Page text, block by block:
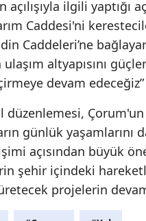
açılışıyla ilgili yaptığı
Caddesi'ni
Caddeleri’ne
ulaşım altyapısını
devam
düzenlemesi,
günlük yaşamlarını
açısından büyük
şehir içindeki
projelerin